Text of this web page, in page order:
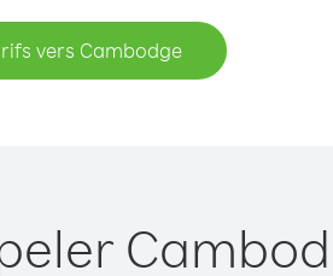
vers Cambodge